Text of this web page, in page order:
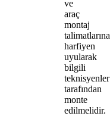
ve
araç
montaj
talimatlarına
harfiyen
uyularak
bilgili
teknisyenler
tarafından
monte
edilmelidir.